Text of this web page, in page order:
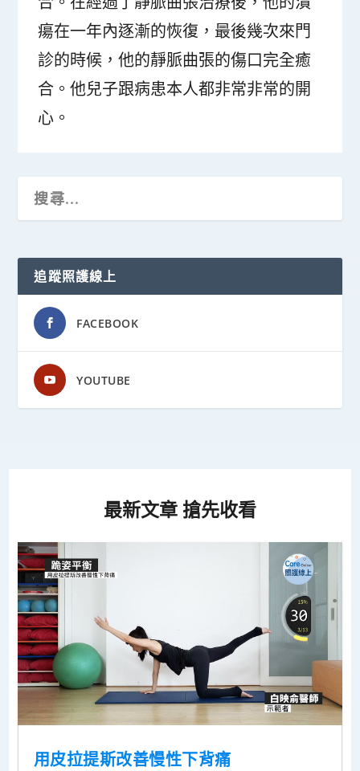
瘍在一年內逐漸的恢復，最後幾次來門
診的時候，他的靜脈曲張的傷口完全癒
合。他兒子跟病患本人都非常非常的開
心。
追蹤照護線上
FACEBOOK
YOUTUBE
最新文章 搶先收看
用皮拉提斯改善慢性下背痛